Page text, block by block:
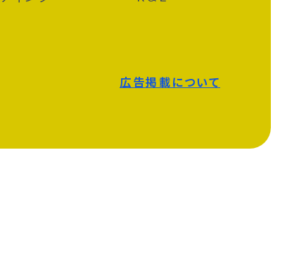
広告掲載について